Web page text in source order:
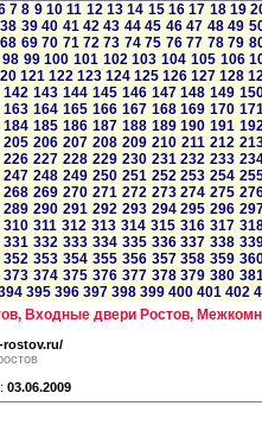
7 8 9 10 11 12 13 14 15 16 17 18 19
38 39 40 41 42 43 44 45 46 47 48 49
68 69 70 71 72 73 74 75 76 77 78 79
98 99 100 101 102 103 104 105 106
121 122 123 124 125 126 127 128
142 143 144 145 146 147 148 149
163 164 165 166 167 168 169 170
184 185 186 187 188 189 190 191
205 206 207 208 209 210 211 212
226 227 228 229 230 231 232 233
247 248 249 250 251 252 253 254
268 269 270 271 272 273 274 275
289 290 291 292 293 294 295 296
310 311 312 313 314 315 316 317
331 332 333 334 335 336 337 338
352 353 354 355 356 357 358 359
373 374 375 376 377 378 379 380
395 396 397 398 399 400 401 402
Входные двери Ростов,
03.06.2009